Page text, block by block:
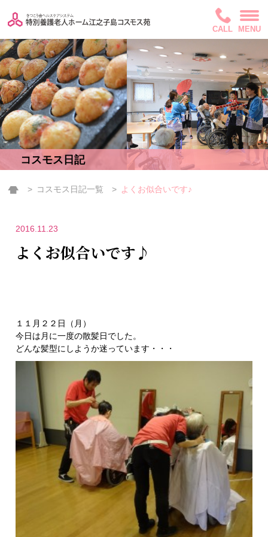
CALL MENU
コスモス日記
コスモス日記一覧 よくお似合いです♪
2016.11.23
よくお似合いです♪
１１月２２日（月）
今日は月に一度の散髪日でした。
どんな髪型にしようか迷っています・・・